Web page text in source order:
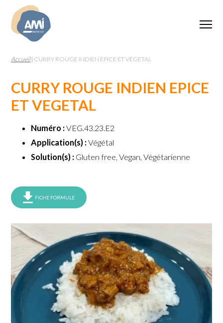
Accueil| CURRY ROUGE INDIEN EPICE ET VEGETAL
CURRY ROUGE INDIEN EPICE
ET VEGETAL
Numéro : VEG.43.23.E2
Application(s) : Végétal
Solution(s) : Gluten free, Vegan, Végétarienne
FICHE FORMULE